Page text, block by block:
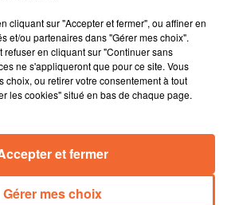
à la Chapelle St Laurent sur une
sont ouverts pendant les
cliquant sur "Accepter et fermer", ou affiner en
et/ou partenaires dans "Gérer mes choix".
refuser en cliquant sur "Continuer sans
ne s'appliqueront que pour ce site. Vous
choix, ou retirer votre consentement à tout
les cookies" situé en bas de chaque page.
Gérer mes choix
et fermer